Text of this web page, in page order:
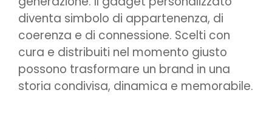
diventa simbolo di appartenenza, di
coerenza e di connessione. Scelti con
cura e distribuiti nel momento giusto
possono trasformare un brand in una
storia condivisa, dinamica e memorabile.